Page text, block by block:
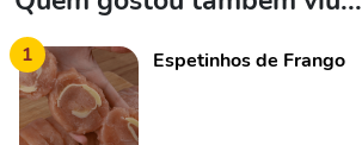
1 Espetinhos de Frango